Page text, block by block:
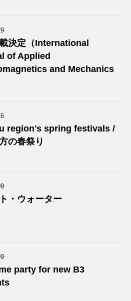
決定（International
of Applied
and Mechanics
region's spring festivals /
の春祭り
・ウォーター
party for new B3